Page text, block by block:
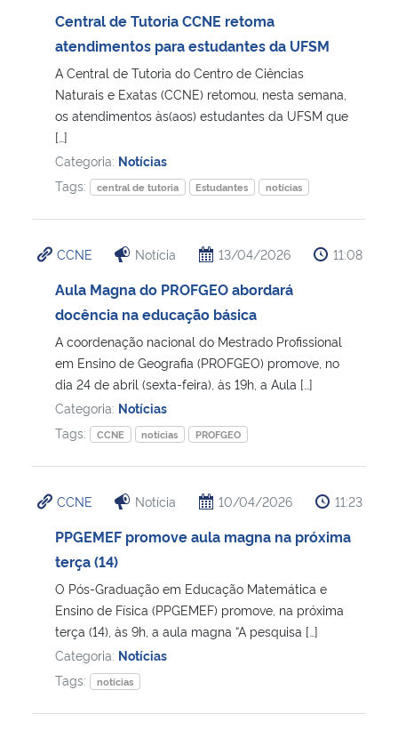
Central de Tutoria CCNE retoma
atendimentos para estudantes da UFSM
A Central de Tutoria do Centro de Ciências
Naturais e Exatas (CCNE) retomou, nesta semana,
os atendimentos às(aos) estudantes da UFSM que
[…]
Categoria: Notícias
Tags:
central de tutoria Estudantes notícias
CCNE Notícia 13/04/2026 11:08
Aula Magna do PROFGEO abordará
docência na educação básica
A coordenação nacional do Mestrado Profissional
em Ensino de Geografia (PROFGEO) promove, no
dia 24 de abril (sexta-feira), às 19h, a Aula […]
Categoria: Notícias
Tags:
CCNE notícias PROFGEO
CCNE Notícia 10/04/2026 11:23
PPGEMEF promove aula magna na próxima
terça (14)
O Pós-Graduação em Educação Matemática e
Ensino de Física (PPGEMEF) promove, na próxima
terça (14), às 9h, a aula magna “A pesquisa […]
Categoria: Notícias
Tags:
notícias